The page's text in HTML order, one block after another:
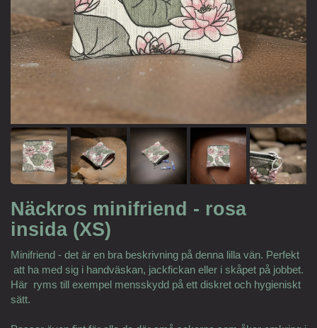
Näckros minifriend - rosa
insida (XS)
Minifriend - det är en bra beskrivning på denna lilla vän. Perfekt
att ha med sig i handväskan, jackfickan eller i skåpet på jobbet.
Här ryms till exempel mensskydd på ett diskret och hygieniskt
sätt.